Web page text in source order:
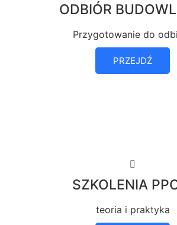
ODBIÓR
Przygotowanie do
PRZEJDŹ
SZKOLENIA
teoria i praktyka